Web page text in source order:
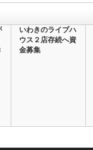
いわきのライブハ
ウス２店存続へ資
金募集